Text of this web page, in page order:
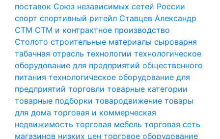
поставок Союз независимых сетей России
спорт спортивный ритейл Ставцев Александр
СТМ СТМ и контрактное производство
Столото строительные материалы сыроварня
табачная отрасль технологии технологическое
оборудование для предприятий общественного
питания технологическое оборудование для
предприятий торговли товарные категории
товарные подборки товародвижение товары
для дома торговая и коммерческая
недвижимость торговая мебель торговая сеть
магазинов низких цен торговое оборудование